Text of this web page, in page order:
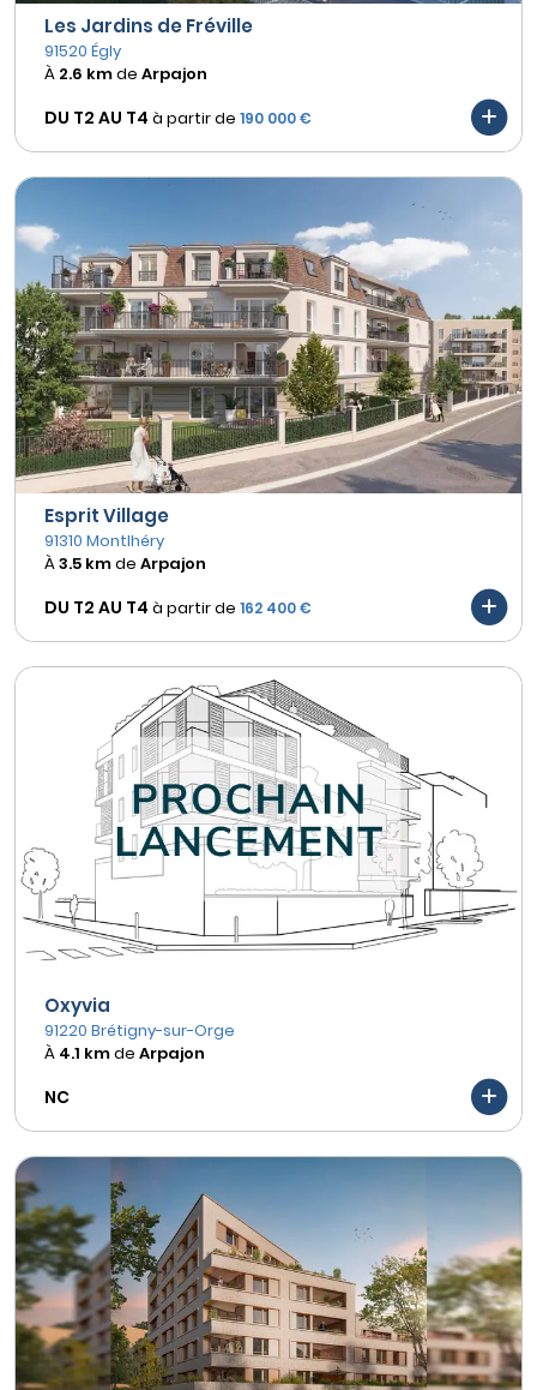
Les Jardins de Fréville
91520 Égly
À 2.6 kmde Arpajon
DU T2 AU T4 à partir de 190 000 €
Esprit Village
91310 Montlhéry
À3.5 kmde Arpajon
DU T2 AU T4 à partir de 162 400 €
Oxyvia
91220 Brétigny-sur-Orge
À 4.1 kmde Arpajon
NC